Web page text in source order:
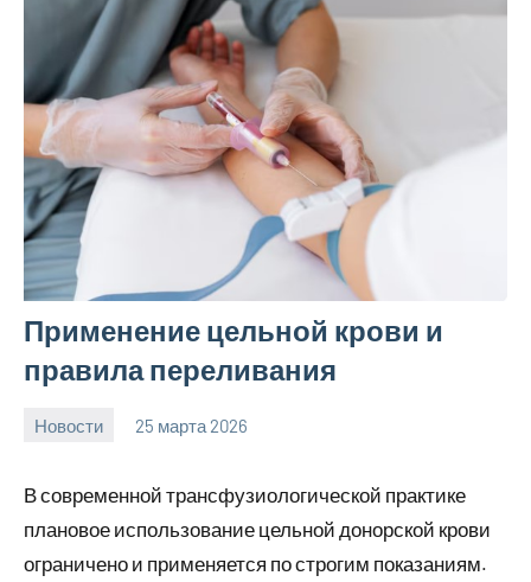
Применение цельной крови и
правила переливания
Новости 25 марта 2026
В современной трансфузиологической практике
плановое использование цельной донорской крови
ограничено и применяется по строгим показаниям.